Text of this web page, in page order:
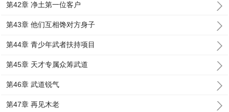
第42章 净土第一位客户
第43章 他们互相馋对方身子
第44章 青少年武者扶持项目
第45章 天才专属众筹武道
第46章 武道锐气
第47章 再见木老